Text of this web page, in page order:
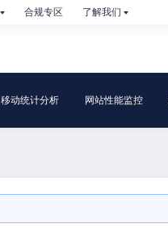
合规专区 了解我们
移动统计分析 网站性能监控